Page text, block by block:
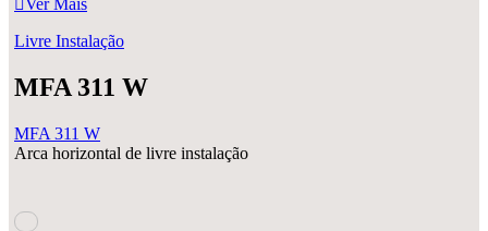
Ver Mais
Livre Instalação
MFA 311 W
MFA 311 W
Arca horizontal de livre instalação